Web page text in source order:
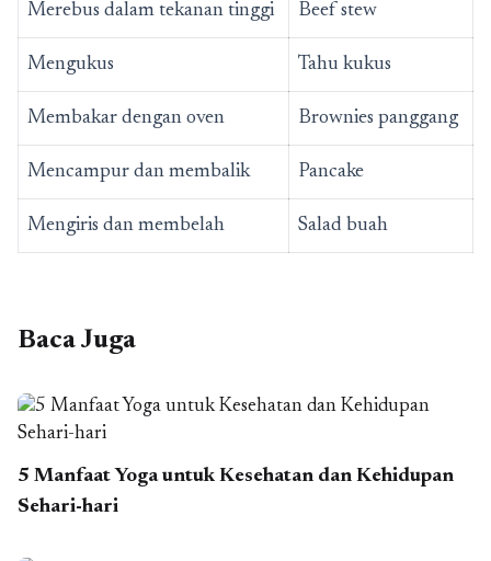
Merebus dalam tekanan tinggi Beef stew
Mengukus Tahu kukus
Membakar dengan oven Brownies panggang
Mencampur dan membalik Pancake
Mengiris dan membelah Salad buah
Baca Juga
5 Manfaat Yoga untuk Kesehatan dan Kehidupan
Sehari-hari